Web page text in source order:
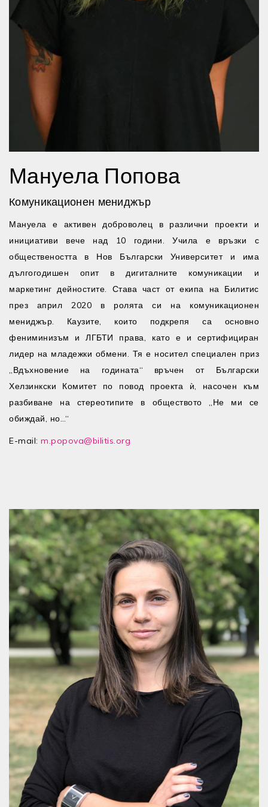
Мануела Попова
Комуникационен мениджър
Мануела е активен доброволец в различни проекти и
инициативи вече над 10 години. Учила е връзки с
обществеността в Нов Български Университет и има
дългогодишен опит в дигиталните комуникации и
маркетинг дейностите. Става част от екипа на Билитис
през април 2020 в ролята си на комуникационен
мениджър. Каузите, които подкрепя са основно
фениминизъм и ЛГБТИ права, като е и сертифициран
лидер на младежки обмени. Тя е носител специален приз
„Вдъхновение на годината“ връчен от Български
Хелзинкски Комитет по повод проекта ѝ, насочен към
разбиване на стереотипите в обществото „Не ми се
обиждай, но…“
E-mail: m.popova@bilitis.org